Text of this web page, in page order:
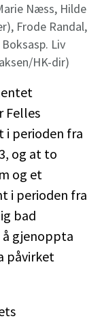
Næss, Hilde
Frode Randal,
Liv
HK-dir)
Felles
i perioden fra
og at to
og et
i perioden fra
bad
gjenoppta
påvirket